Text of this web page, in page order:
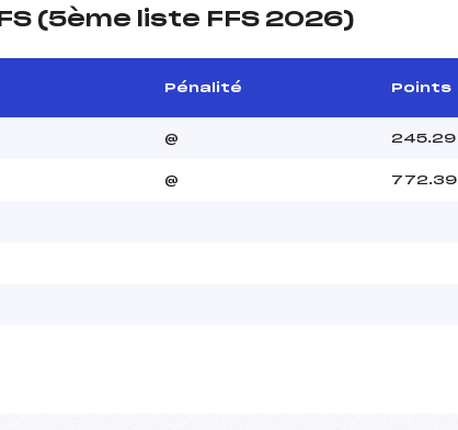
(5ème liste FFS 2026)
Pénalité Points
@ 245.29
@ 772.39